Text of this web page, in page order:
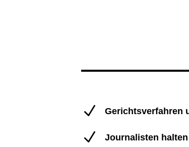
N Gerichtsverfahren
N Journalisten